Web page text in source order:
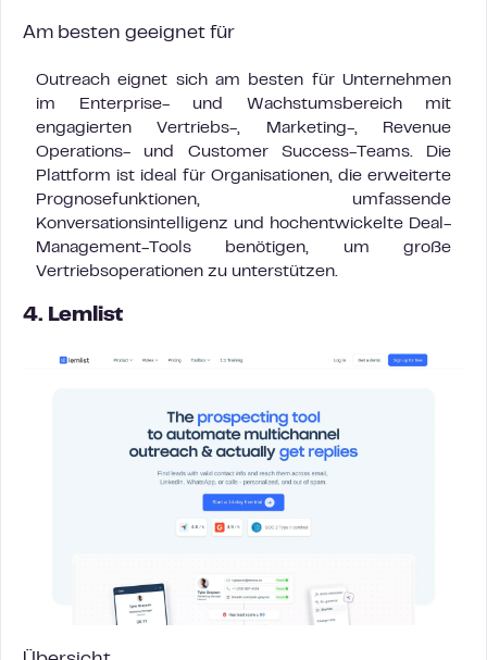
Am besten geeignet für
Outreach eignet sich am besten für Unternehmen
im Enterprise- und Wachstumsbereich mit
engagierten Vertriebs-, Marketing-, Revenue
Operations- und Customer Success-Teams. Die
Plattform ist ideal für Organisationen, die erweiterte
Prognosefunktionen, umfassende
Konversationsintelligenz und hochentwickelte Deal-
Management-Tools benötigen, um große
Vertriebsoperationen zu unterstützen.
4. Lemlist